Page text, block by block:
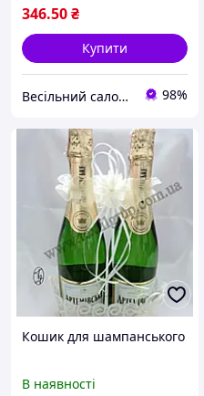
346.50₴
Купити
Весільний салон "Принцеса" 98%
Кошик для шампанського
В наявності